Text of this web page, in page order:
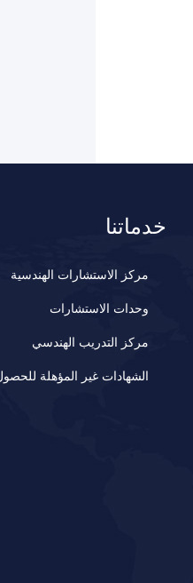
خدماتنا
مركز الاستشارات الهندسية
وحدات الاستشارات
مركز التدريب الهندسي
الشهادات غير المؤهلة